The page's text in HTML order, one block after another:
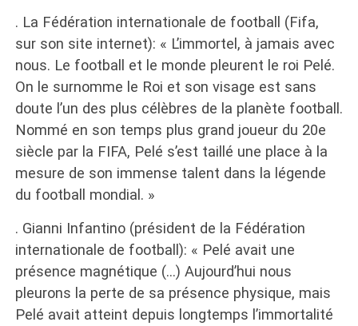
. La Fédération internationale de football (Fifa,
sur son site internet): « L’immortel, à jamais avec
nous. Le football et le monde pleurent le roi Pelé.
On le surnomme le Roi et son visage est sans
doute l’un des plus célèbres de la planète football.
Nommé en son temps plus grand joueur du 20e
siècle par la FIFA, Pelé s’est taillé une place à la
mesure de son immense talent dans la légende
du football mondial. »
. Gianni Infantino (président de la Fédération
internationale de football): « Pelé avait une
présence magnétique (…) Aujourd’hui nous
pleurons la perte de sa présence physique, mais
Pelé avait atteint depuis longtemps l’immortalité